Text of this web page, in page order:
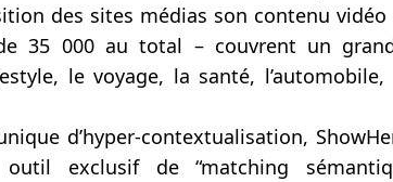
des sites médias son contenu vidéo
35 000 au total – couvrent un
le voyage, la santé,
d’hyper-contextualisation,
exclusif de “matching